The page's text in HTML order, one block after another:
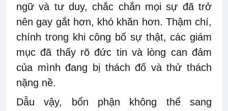
ngữ và tư duy, chắc chắn mọi sự đã trở
nên gay gắt hơn, khó khăn hơn. Thậm chí,
chính trong khi công bố sự thật, các giám
mục đã thấy rõ đức tin và lòng can đảm
của mình đang bị thách đố và thử thách
nặng nề.
Dẫu vậy, bổn phận không thể sang